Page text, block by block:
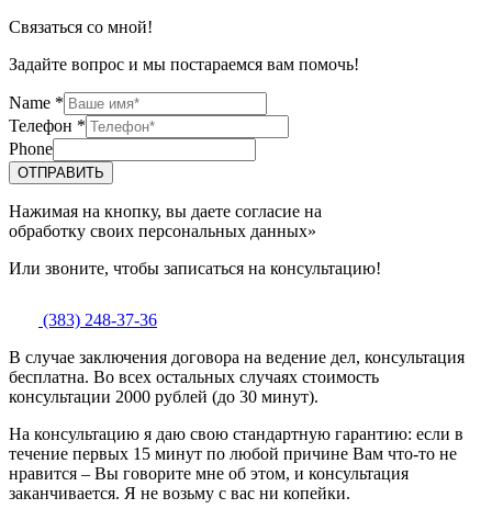
Связаться со мной!
Задайте вопрос и мы постараемся вам помочь!
Name *
Телефон *
Phone
ОТПРАВИТЬ
Нажимая на кнопку, вы даете согласие на
обработку своих персональных данных»
Или звоните, чтобы записаться на консультацию!
(383) 248-37-36
В случае заключения договора на ведение дел, консультация
бесплатна. Во всех остальных случаях стоимость
консультации 2000 рублей (до 30 минут).
На консультацию я даю свою стандартную гарантию: если в
течение первых 15 минут по любой причине Вам что-то не
нравится – Вы говорите мне об этом, и консультация
заканчивается. Я не возьму с вас ни копейки.